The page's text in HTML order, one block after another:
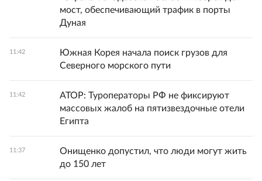
мост, обеспечивающий трафик в порты
Дуная
11:42
Южная Корея начала поиск грузов для
Северного морского пути
11:42
АТОР: Туроператоры РФ не фиксируют
массовых жалоб на пятизвездочные отели
Египта
11:37
Онищенко допустил, что люди могут жить
до 150 лет